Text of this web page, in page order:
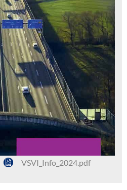
VSVI_Info_2024.pdf